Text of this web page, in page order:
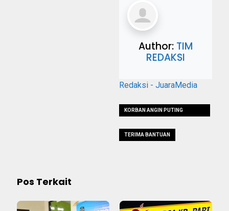
Author: TIM
REDAKSI
Redaksi - JuaraMedia
KORBAN ANGIN PUTING
TERIMA BANTUAN
Pos Terkait